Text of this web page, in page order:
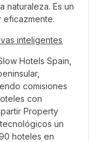
naturaleza. Es un
inteligentes
Hotels Spain,
comisiones
con
Property
un
hoteles en